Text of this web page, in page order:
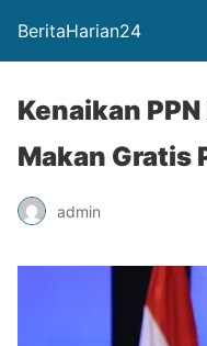
BeritaHarian24
Kenaikan
Makan Gratis
admin